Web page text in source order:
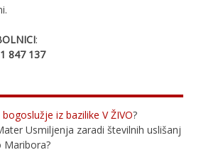
:
847 137
bogoslužje iz bazilike V ŽIVO?
Usmiljenja zaradi številnih uslišanj
Maribora?